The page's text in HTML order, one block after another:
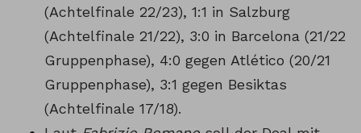
(Achtelfinale 22/23), 1:1 in Salzburg
(Achtelfinale 21/22), 3:0 in Barcelona (21/22
Gruppenphase), 4:0 gegen Atlético (20/21
Gruppenphase), 3:1 gegen Besiktas
(Achtelfinale 17/18).